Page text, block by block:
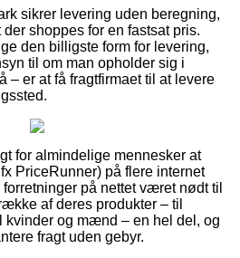
sikrer levering uden beregning,
shoppes for en fastsat pris.
den billigste form for levering,
til om man opholder sig i
– er at få fragtfirmaet til at levere
for almindelige mennesker at
PriceRunner) på flere internet
på nettet været nødt til
af deres produkter – til
kvinder og mænd – en hel del, og
fragt uden gebyr.